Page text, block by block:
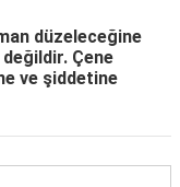
düzeleceğine
Çene
ve şiddetine